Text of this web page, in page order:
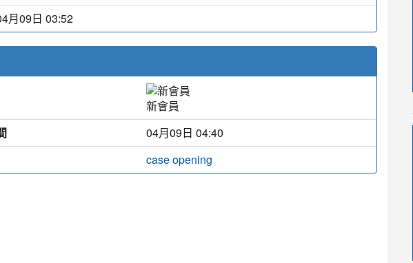
月09日 03:52
新會員
04月09日 04:40
case opening